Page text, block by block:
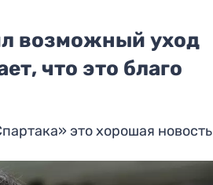
возможный уход
что это благо
это хорошая новость